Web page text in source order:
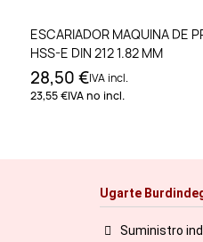
Añadir al
ESCARIADOR MAQUINA DE
HSS-E DIN 212 1.82 MM
28,50 €IVA incl.
23,55 €IVA no incl.
Ugarte
Suministro